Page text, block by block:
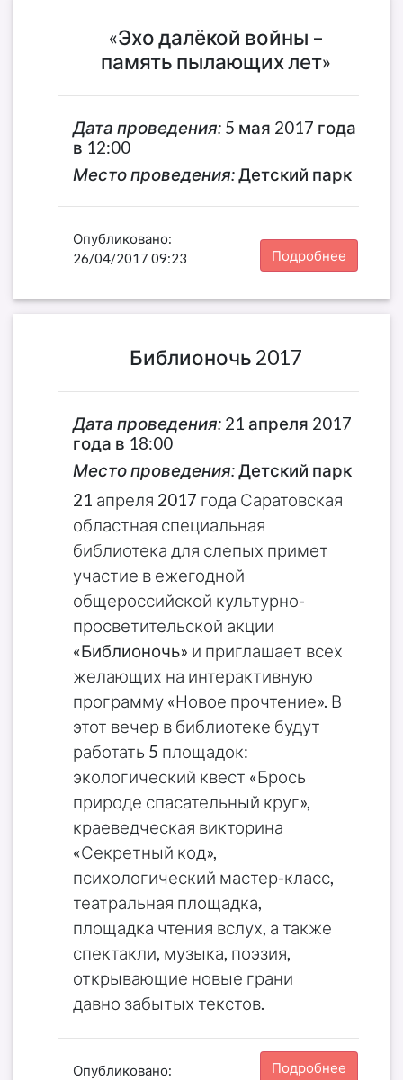
«Эхо далёкой войны –
память пылающих лет»
Дата проведения: 5 мая 2017 года
в 12:00
Место проведения:Детский парк
Опубликовано:
26/04/2017 09:23
Подробнее
Библионочь 2017
Дата проведения: 21 апреля 2017
года в 18:00
Место проведения:Детский парк
21 апреля 2017 года Саратовская
областная специальная
библиотека для слепых примет
участие в ежегодной
общероссийской культурно-
просветительской акции
«Библионочь» и приглашает всех
желающих на интерактивную
программу «Новое прочтение». В
этот вечер в библиотеке будут
работать 5 площадок:
экологический квест «Брось
природе спасательный круг»,
краеведческая викторина
«Секретный код»,
психологический мастер-класс,
театральная площадка,
площадка чтения вслух, а также
спектакли, музыка, поэзия,
открывающие новые грани
давно забытых текстов.
Опубликовано:
Подробнее